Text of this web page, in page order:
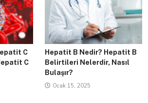
C
C
Hepatit B Nedir? Hepatit B
Belirtileri Nelerdir, Nasıl
Bulaşır?
Ocak 15, 2025